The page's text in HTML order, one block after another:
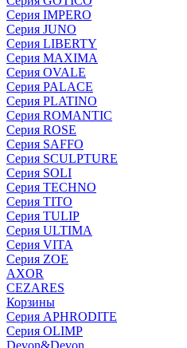
Серия IMPERO
Серия JUNO
Серия LIBERTY
Серия MAXIMA
Серия OVALE
Серия PALACE
Серия PLATINO
Серия ROMANTIC
Серия ROSE
Серия SAFFO
Серия SCULPTURE
Серия SOLI
Серия TECHNO
Серия TITO
Серия TULIP
Серия ULTIMA
Серия VITA
Серия ZOE
AXOR
CEZARES
Корзины
Серия APHRODITE
Серия OLIMP
Devon&Devon